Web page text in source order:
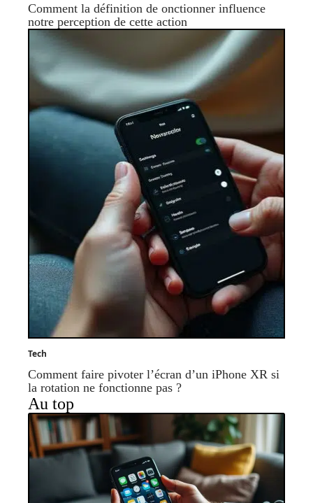
Comment la définition de onctionner influence
notre perception de cette action
Tech
Comment faire pivoter l’écran d’un iPhone XR si
la rotation ne fonctionne pas ?
Au top